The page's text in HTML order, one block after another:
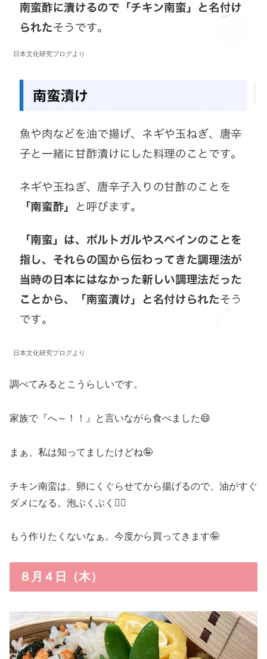
日本文化研究ブログより
日本文化研究ブログより
調べてみるとこうらしいです。
家族で『へ～！！』と言いながら食べました😄
まぁ、私は知ってましたけどね🤪
チキン南蛮は、卵にくぐらせてから揚げるので、油がすぐ
ダメになる。泡ぶくぶく😵‍💫
もう作りたくないなぁ。今度から買ってきます🤪
８月４日（木）